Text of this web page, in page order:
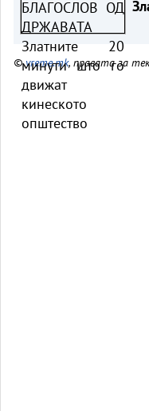
©vreme.mk, правата за